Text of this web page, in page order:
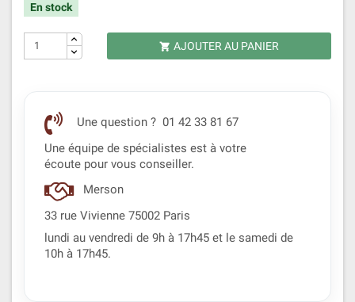
En stock
 AJOUTER AU PANIER
Une question ? 01 42 33 81 67
Une équipe de spécialistes est à votre
écoute pour vous conseiller.
Merson
33 rue Vivienne 75002 Paris
lundi au vendredi de 9h à 17h45 et le samedi de
10h à 17h45.